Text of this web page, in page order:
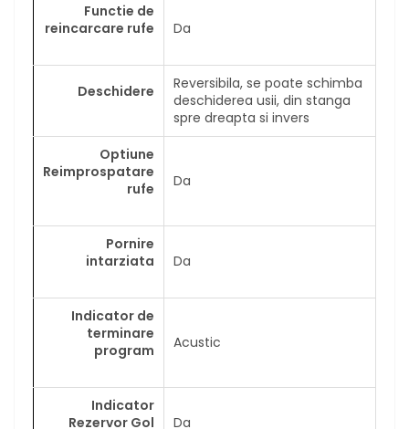
Functie de
reincarcare rufe
Da
Deschidere
Reversibila, se poate schimba
deschiderea usii, din stanga
spre dreapta si invers
Optiune
Reimprospatare
rufe
Da
Pornire
intarziata
Da
Indicator de
terminare
program
Acustic
Indicator
Rezervor Gol
Da